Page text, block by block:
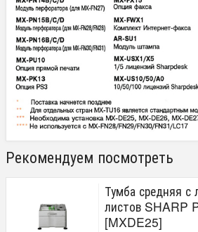
Рекомендуем посмотреть
Тумба средняя
листов SHARP
[MXDE25]